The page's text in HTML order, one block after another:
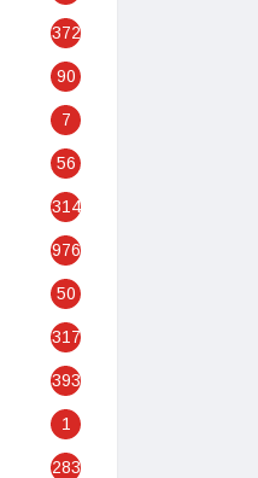
372
90
7
56
314
976
50
317
393
1
283